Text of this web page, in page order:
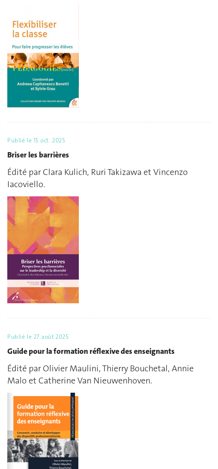
Publié le 15 oct. 2025
Briser les barrières
Édité par Clara Kulich, Ruri Takizawa et Vincenzo
Iacoviello.
Publié le 27 août 2025
Guide pour la formation réflexive des enseignants
Édité par Olivier Maulini, Thierry Bouchetal, Annie
Malo et Catherine Van Nieuwenhoven.